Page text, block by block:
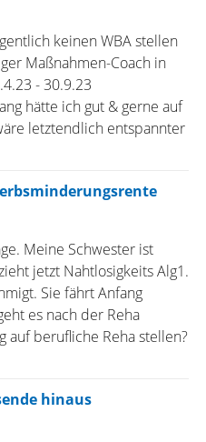
keinen WBA stellen
Maßnahmen-Coach in
- 30.9.23
hätte ich gut & gerne auf
letztendlich entspannter
Meine Schwester ist
jetzt Nahtlosigkeits Alg1.
Sie fährt Anfang
es nach der Reha
auf berufliche Reha stellen?
hinaus